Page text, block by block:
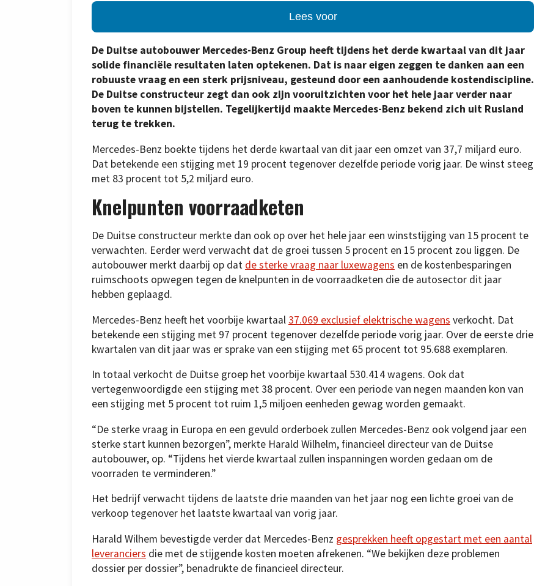
Lees voor
De Duitse autobouwer Mercedes-Benz Group heeft tijdens het derde kwartaal van dit jaar
solide financiële resultaten laten optekenen. Dat is naar eigen zeggen te danken aan een
robuuste vraag en een sterk prijsniveau, gesteund door een aanhoudende kostendiscipline.
De Duitse constructeur zegt dan ook zijn vooruitzichten voor het hele jaar verder naar
boven te kunnen bijstellen. Tegelijkertijd maakte Mercedes-Benz bekend zich uit Rusland
terug te trekken.
Mercedes-Benz boekte tijdens het derde kwartaal van dit jaar een omzet van 37,7 miljard euro.
Dat betekende een stijging met 19 procent tegenover dezelfde periode vorig jaar. De winst steeg
met 83 procent tot 5,2 miljard euro.
Knelpunten voorraadketen
De Duitse constructeur merkte dan ook op over het hele jaar een winststijging van 15 procent te
verwachten. Eerder werd verwacht dat de groei tussen 5 procent en 15 procent zou liggen. De
autobouwer merkt daarbij op dat de sterke vraag naar luxewagens en de kostenbesparingen
ruimschoots opwegen tegen de knelpunten in de voorraadketen die de autosector dit jaar
hebben geplaagd.
Mercedes-Benz heeft het voorbije kwartaal37.069 exclusief elektrische wagens verkocht. Dat
betekende een stijging met 97 procent tegenover dezelfde periode vorig jaar. Over de eerste drie
kwartalen van dit jaar was er sprake van een stijging met 65 procent tot 95.688 exemplaren.
In totaal verkocht de Duitse groep het voorbije kwartaal 530.414 wagens. Ook dat
vertegenwoordigde een stijging met 38 procent. Over een periode van negen maanden kon van
een stijging met 5 procent tot ruim 1,5 miljoen eenheden gewag worden gemaakt.
“De sterke vraag in Europa en een gevuld orderboek zullen Mercedes-Benz ook volgend jaar een
sterke start kunnen bezorgen”, merkte Harald Wilhelm, financieel directeur van de Duitse
autobouwer, op. “Tijdens het vierde kwartaal zullen inspanningen worden gedaan om de
voorraden te verminderen.”
Het bedrijf verwacht tijdens de laatste drie maanden van het jaar nog een lichte groei van de
verkoop tegenover het laatste kwartaal van vorig jaar.
Harald Wilhem bevestigde verder dat Mercedes-Benz gesprekken heeft opgestart met een aantal
leveranciers die met de stijgende kosten moeten afrekenen. “We bekijken deze problemen
dossier per dossier”, benadrukte de financieel directeur.